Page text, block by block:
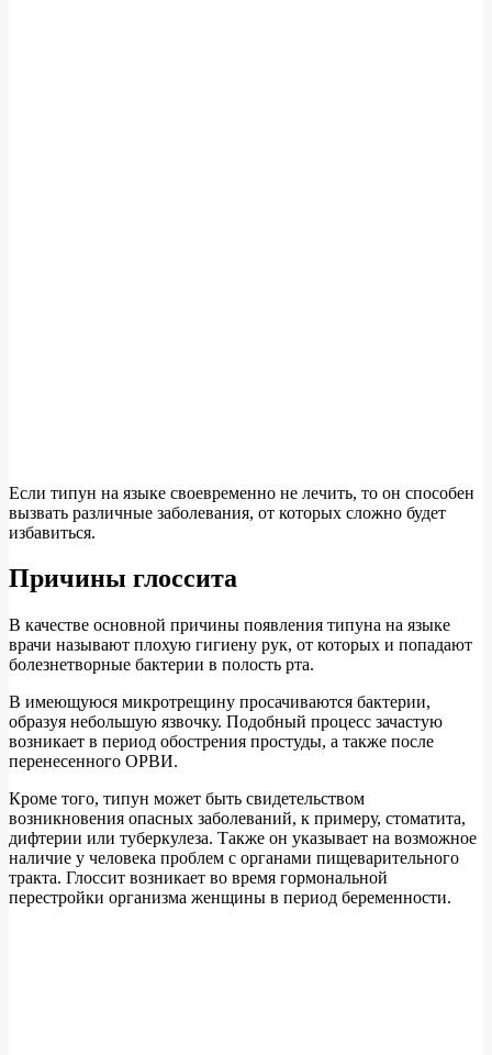
Если типун на языке своевременно не лечить, то он способен
вызвать различные заболевания, от которых сложно будет
избавиться.
Причины глоссита
В качестве основной причины появления типуна на языке
врачи называют плохую гигиену рук, от которых и попадают
болезнетворные бактерии в полость рта.
В имеющуюся микротрещину просачиваются бактерии,
образуя небольшую язвочку. Подобный процесс зачастую
возникает в период обострения простуды, а также после
перенесенного ОРВИ.
Кроме того, типун может быть свидетельством
возникновения опасных заболеваний, к примеру, стоматита,
дифтерии или туберкулеза. Также он указывает на возможное
наличие у человека проблем с органами пищеварительного
тракта. Глоссит возникает во время гормональной
перестройки организма женщины в период беременности.